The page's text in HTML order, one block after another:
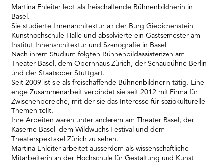
Martina Ehleiter lebt als freischaffende Bühnenbildnerin in
Basel.
Sie studierte Innenarchitektur an der Burg Giebichenstein
Kunsthochschule Halle und absolvierte ein Gastsemester am
Institut Innenarchitektur und Szenografie in Basel.
Nach ihrem Studium folgten Bühnenbildassistenzen am
Theater Basel, dem Opernhaus Zürich, der Schaubühne Berlin
und der Staatsoper Stuttgart.
Seit 2009 ist sie als freischaffende Bühnenbildnerin tätig. Eine
enge Zusammenarbeit verbindet sie seit 2012 mit Firma für
Zwischenbereiche, mit der sie das Interesse für soziokulturelle
Themen teilt.
Ihre Arbeiten waren unter anderem am Theater Basel, der
Kaserne Basel, dem Wildwuchs Festival und dem
Theaterspektakel Zürich zu sehen.
Martina Ehleiter arbeitet ausserdem als wissenschaftliche
Mitarbeiterin an der Hochschule für Gestaltung und Kunst